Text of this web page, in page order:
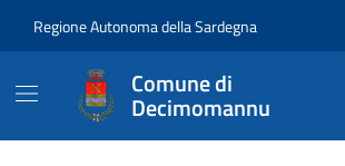
Regione Autonoma della Sardegna
Comune di
Decimomannu